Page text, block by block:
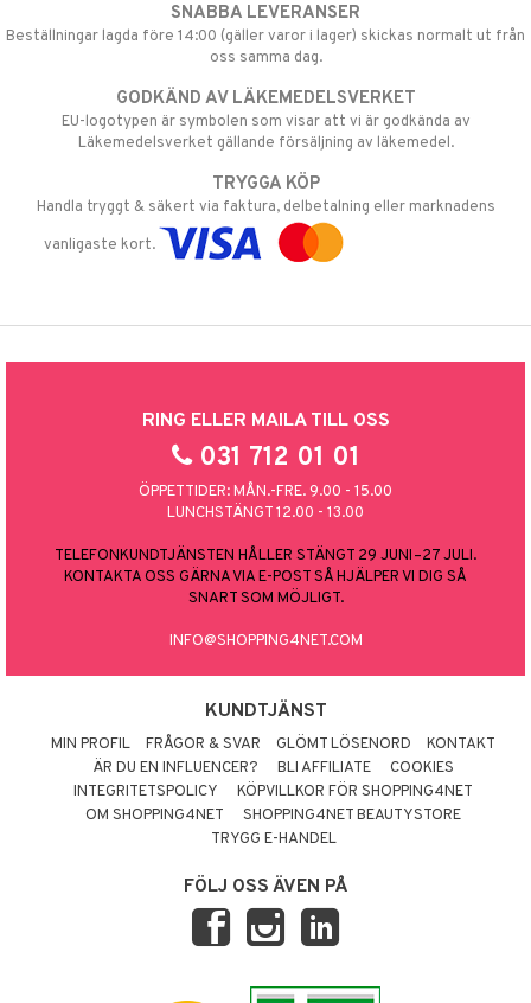
SNABBA LEVERANSER
Beställningar lagda före 14:00 (gäller varor i lager) skickas normalt ut från
oss samma dag.
GODKÄND AV LÄKEMEDELSVERKET
EU-logotypen är symbolen som visar att vi är godkända av
Läkemedelsverket gällande försäljning av läkemedel.
TRYGGA KÖP
Handla tryggt & säkert via faktura, delbetalning eller marknadens
vanligaste kort.
RING ELLER MAILA TILL OSS
031 712 01 01
ÖPPETTIDER: MÅN.-FRE. 9.00 - 15.00
LUNCHSTÄNGT 12.00 - 13.00
TELEFONKUNDTJÄNSTEN HÅLLER STÄNGT 29 JUNI–27 JULI.
KONTAKTA OSS GÄRNA VIA E-POST SÅ HJÄLPER VI DIG SÅ
SNART SOM MÖJLIGT.
INFO@SHOPPING4NET.COM
KUNDTJÄNST
MIN PROFIL FRÅGOR & SVAR GLÖMT LÖSENORD
KONTAKT
ÄR DU EN INFLUENCER?
BLI AFFILIATE
COOKIES
INTEGRITETSPOLICY
KÖPVILLKOR FÖR SHOPPING4NET
OM SHOPPING4NET
SHOPPING4NET BEAUTYSTORE
TRYGG E-HANDEL
FÖLJ OSS ÄVEN PÅ